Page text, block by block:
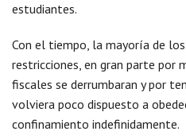
estudiantes.
Con el tiempo, la mayoría de
restricciones, en gran parte por
fiscales se derrumbaran y por
volviera poco dispuesto a
confinamiento indefinidamente.